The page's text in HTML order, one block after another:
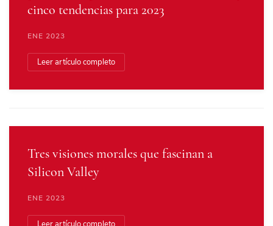
cinco tendencias para 2023
ENE 2023
Leer artículo completo
Tres visiones morales que fascinan a
Silicon Valley
ENE 2023